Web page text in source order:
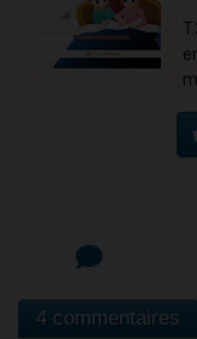
4 commentaires